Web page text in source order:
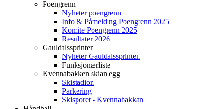
Poengrenn
Nyheter poengrenn
Info & Påmelding Poengrenn 2025
Komite Poengrenn 2025
Resultater 2026
Gauldalssprinten
Nyheter Gauldalssprinten
Funksjonærliste
Kvennabakken skianlegg
Skistadion
Parkering
Skisporet - Kvennabakkan